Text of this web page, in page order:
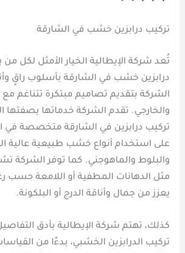
تركيب درابزين خشب في الشارقة
تُعد شركة الإيطالية الخيار الأمثل لكل
درابزين خشب في الشارقة بأسلوب راقٍ
الشركة بتقديم تصاميم مبتكرة تتناغم مع
والخارجي. تقدم الشركة خدماتها بصفتها
تركيب درابزين في الشارقة متخصصة
على استخدام أنواع خشب طبيعية عالية
والبلوط والماهوجني. كما توفر الشركة
مثل الدهانات المطفية أو اللامعة حسب
يعزز من جمال وأناقة الدرج أو البلكونة.
كذلك، تهتم شركة الإيطالية بأدق
تركيب الدرابزين الخشبي، بدءًا من